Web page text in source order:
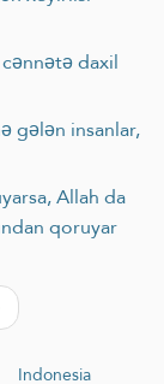
daxil
gələn insanlar,
Allah da
qoruyar
Indonesia